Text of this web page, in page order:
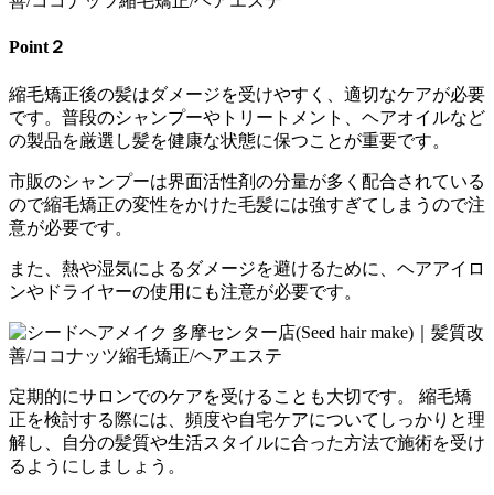
Point２
縮毛矯正後の髪はダメージを受けやすく、適切なケアが必要
です。 普段のシャンプーやトリートメント、 ヘアオイルなど
の製品を厳選し髪を健康な状態に保つことが重要です。
市販のシャンプーは界面活性剤の分量が多く配合されている
ので縮毛矯正の変性をかけた毛髪には強すぎてしまうので注
意が必要です。
また、熱や湿気によるダメージを避けるために、 ヘアアイロ
ンやドライヤーの使用にも注意が必要です。
定期的にサロンでのケアを受けることも大切です。 縮毛矯
正を検討する際には、 頻度や自宅ケアについてしっかりと理
解し、
自分の髪質や生活スタイルに合った方法で施術を受け
るようにしま しょう。